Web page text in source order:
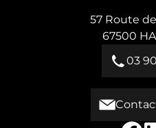
57 Route
67500
03